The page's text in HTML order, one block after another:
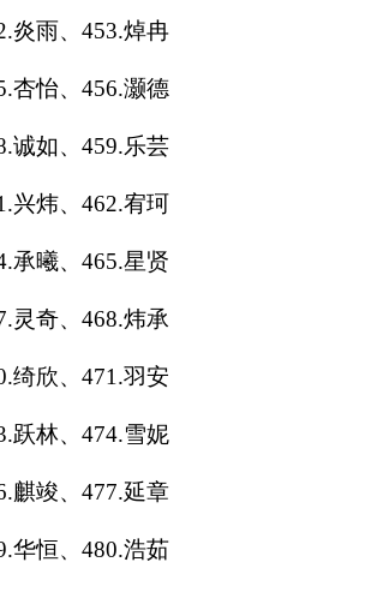
炎雨、453.焯冉
杏怡、456.灏德
诚如、459.乐芸
兴炜、462.宥珂
承曦、465.星贤
灵奇、468.炜承
绮欣、471.羽安
跃林、474.雪妮
麒竣、477.延章
华恒、480.浩茹